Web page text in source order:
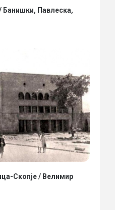
Банишки, Павлеска,
Скопје / Велимир